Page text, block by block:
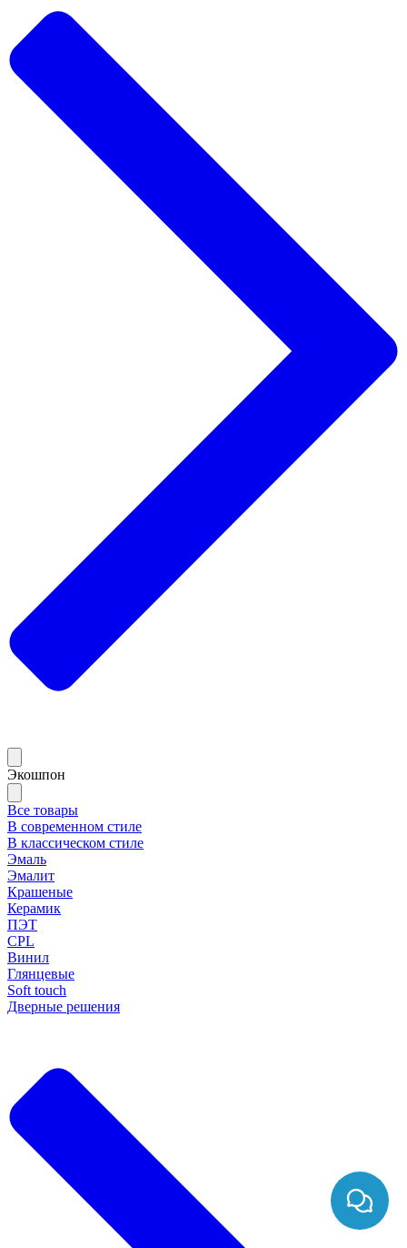
Экошпон
Все товары
В современном стиле
В классическом стиле
Эмаль
Эмалит
Крашеные
Керамик
ПЭТ
CPL
Винил
Глянцевые
Soft touch
Дверные решения